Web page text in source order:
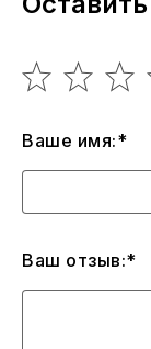
Ваше имя:*
Ваш отзыв:*